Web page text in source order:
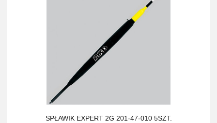
SPŁAWIK EXPERT 2G 201-47-010 5SZT.